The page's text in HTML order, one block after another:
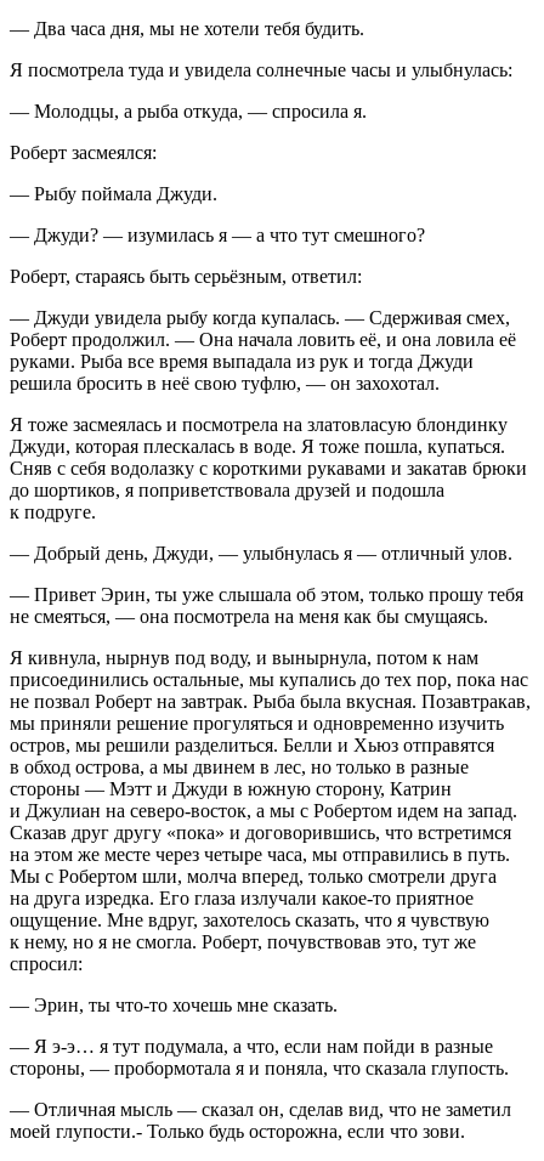
— Два часа дня, мы не хотели тебя будить.
Я посмотрела туда и увидела солнечные часы и улыбнулась:
— Молодцы, а рыба откуда, — спросила я.
Роберт засмеялся:
— Рыбу поймала Джуди.
— Джуди? — изумилась я — а что тут смешного?
Роберт, стараясь быть серьёзным, ответил:
— Джуди увидела рыбу когда купалась. — Сдерживая смех,
Роберт продолжил. — Она начала ловить её, и она ловила её
руками. Рыба все время выпадала из рук и тогда Джуди
решила бросить в неё свою туфлю, — он захохотал.
Я тоже засмеялась и посмотрела на златовласую блондинку
Джуди, которая плескалась в воде. Я тоже пошла, купаться.
Сняв с себя водолазку с короткими рукавами и закатав брюки
до шортиков, я поприветствовала друзей и подошла
к подруге.
— Добрый день, Джуди, — улыбнулась я — отличный улов.
— Привет Эрин, ты уже слышала об этом, только прошу тебя
не смеяться, — она посмотрела на меня как бы смущаясь.
Я кивнула, нырнув под воду, и вынырнула, потом к нам
присоединились остальные, мы купались до тех пор, пока нас
не позвал Роберт на завтрак. Рыба была вкусная. Позавтракав,
мы приняли решение прогуляться и одновременно изучить
остров, мы решили разделиться. Белли и Хьюз отправятся
в обход острова, а мы двинем в лес, но только в разные
стороны — Мэтт и Джуди в южную сторону, Катрин
и Джулиан на северо-восток, а мы с Робертом идем на запад.
Сказав друг другу «пока» и договорившись, что встретимся
на этом же месте через четыре часа, мы отправились в путь.
Мы с Робертом шли, молча вперед, только смотрели друга
на друга изредка. Его глаза излучали какое-то приятное
ощущение. Мне вдруг, захотелось сказать, что я чувствую
к нему, но я не смогла. Роберт, почувствовав это, тут же
спросил:
— Эрин, ты что-то хочешь мне сказать.
— Я э-э… я тут подумала, а что, если нам пойди в разные
стороны, — пробормотала я и поняла, что сказала глупость.
— Отличная мысль — сказал он, сделав вид, что не заметил
моей глупости.- Только будь осторожна, если что зови.